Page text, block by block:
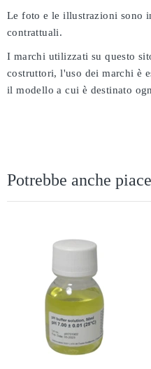
Le foto e le illustrazioni sono
contrattuali.
I marchi utilizzati su questo
costruttori, l'uso dei marchi è
il modello a cui è destinato
Potrebbe anche